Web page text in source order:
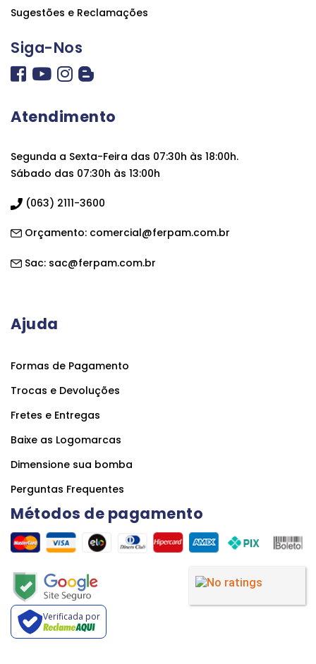
Sugestões e Reclamações
Siga-Nos
Atendimento
Segunda a Sexta-Feira das 07:30h às 18:00h.
Sábado das 07:30h às 13:00h
(063) 2111-3600
Orçamento: comercial@ferpam.com.br
Sac: sac@ferpam.com.br
Ajuda
Formas de Pagamento
Trocas e Devoluções
Fretes e Entregas
Baixe as Logomarcas
Dimensione sua bomba
Perguntas Frequentes
Métodos de pagamento
Verificada por